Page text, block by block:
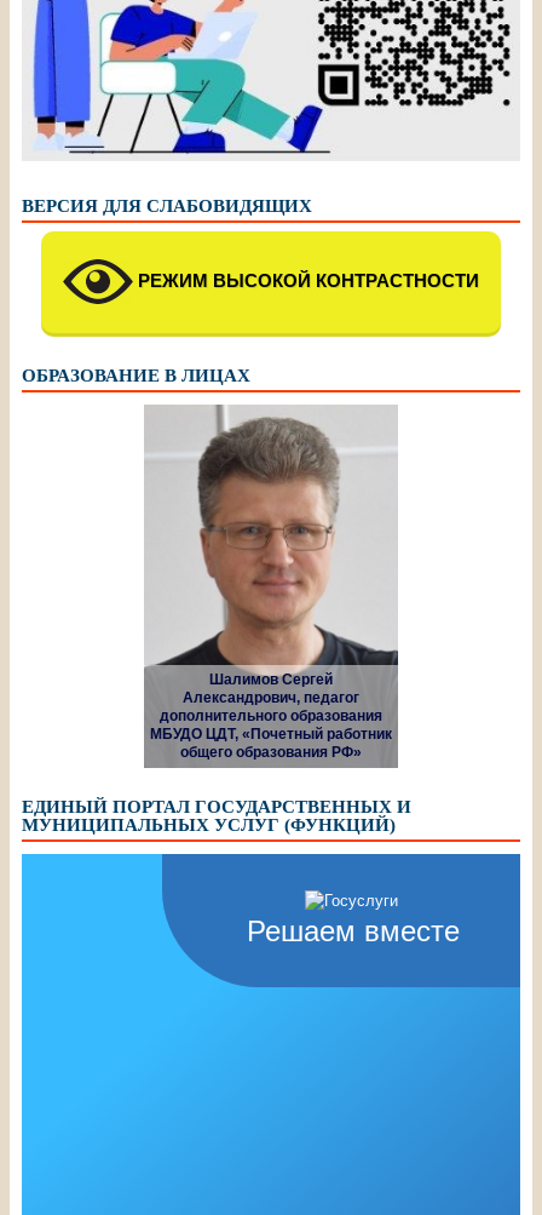
ВЕРСИЯ ДЛЯ СЛАБОВИДЯЩИХ
РЕЖИМ ВЫСОКОЙ КОНТРАСТНОСТИ
ОБРАЗОВАНИЕ В ЛИЦАХ
Шалимов Сергей
Александрович, педагог
дополнительного образования
МБУДО ЦДТ, «Почетный работник
общего образования РФ»
ЕДИНЫЙ ПОРТАЛ ГОСУДАРСТВЕННЫХ И
МУНИЦИПАЛЬНЫХ УСЛУГ (ФУНКЦИЙ)
Решаем вместе